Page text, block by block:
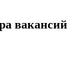
вакансий